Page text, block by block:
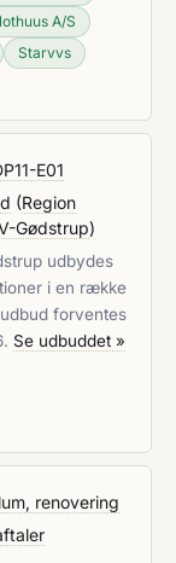
A/S
Starvvs
E01
(Region
Gødstrup)
udbydes
i en række
forventes
Se udbuddet »
renovering